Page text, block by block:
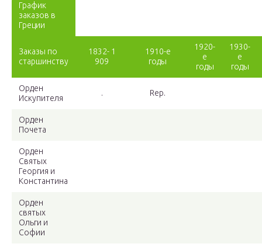
График
заказов в
Греции
Заказы по
старшинству
1832- 1
909
1910-е
годы
1920-
е
годы
1930-
е
годы
Орден
Искупителя
. Rep.
Орден
Почета
Орден
Святых
Георгия и
Константина
Орден
святых
Ольги и
Софии